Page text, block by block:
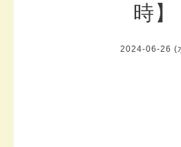
時】
2024-06-26 (